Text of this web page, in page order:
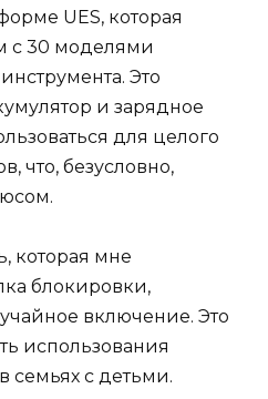
UES, которая
с 30 моделями
Это
и зарядное
для целого
что, безусловно,
которая мне
блокировки,
включение. Это
использования
семьях с детьми.